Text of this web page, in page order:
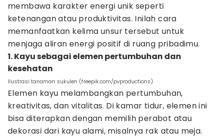
membawa karakter energi unik seperti
ketenangan atau produktivitas. Inilah cara
memanfaatkan kelima unsur tersebut untuk
menjaga aliran energi positif di ruang pribadimu.
1. Kayu sebagai elemen pertumbuhan dan
kesehatan
Ilustrasi tanaman sukulen (freepik.com/pvproductions)
Elemen kayu melambangkan pertumbuhan,
kreativitas, dan vitalitas. Di kamar tidur, elemen ini
bisa diterapkan dengan memilih perabot atau
dekorasi dari kayu alami, misalnya rak atau meja.